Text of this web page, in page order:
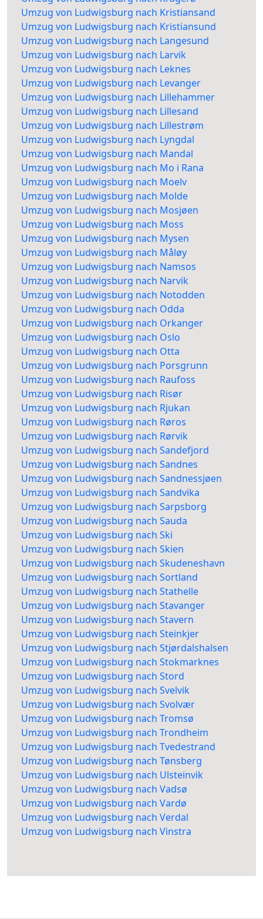
Umzug von Ludwigsburg nach Kristiansand
Umzug von Ludwigsburg nach Kristiansund
Umzug von Ludwigsburg nach Langesund
Umzug von Ludwigsburg nach Larvik
Umzug von Ludwigsburg nach Leknes
Umzug von Ludwigsburg nach Levanger
Umzug von Ludwigsburg nach Lillehammer
Umzug von Ludwigsburg nach Lillesand
Umzug von Ludwigsburg nach Lillestrøm
Umzug von Ludwigsburg nach Lyngdal
Umzug von Ludwigsburg nach Mandal
Umzug von Ludwigsburg nach Mo i Rana
Umzug von Ludwigsburg nach Moelv
Umzug von Ludwigsburg nach Molde
Umzug von Ludwigsburg nach Mosjøen
Umzug von Ludwigsburg nach Moss
Umzug von Ludwigsburg nach Mysen
Umzug von Ludwigsburg nach Måløy
Umzug von Ludwigsburg nach Namsos
Umzug von Ludwigsburg nach Narvik
Umzug von Ludwigsburg nach Notodden
Umzug von Ludwigsburg nach Odda
Umzug von Ludwigsburg nach Orkanger
Umzug von Ludwigsburg nach Oslo
Umzug von Ludwigsburg nach Otta
Umzug von Ludwigsburg nach Porsgrunn
Umzug von Ludwigsburg nach Raufoss
Umzug von Ludwigsburg nach Risør
Umzug von Ludwigsburg nach Rjukan
Umzug von Ludwigsburg nach Røros
Umzug von Ludwigsburg nach Rørvik
Umzug von Ludwigsburg nach Sandefjord
Umzug von Ludwigsburg nach Sandnes
Umzug von Ludwigsburg nach Sandnessjøen
Umzug von Ludwigsburg nach Sandvika
Umzug von Ludwigsburg nach Sarpsborg
Umzug von Ludwigsburg nach Sauda
Umzug von Ludwigsburg nach Ski
Umzug von Ludwigsburg nach Skien
Umzug von Ludwigsburg nach Skudeneshavn
Umzug von Ludwigsburg nach Sortland
Umzug von Ludwigsburg nach Stathelle
Umzug von Ludwigsburg nach Stavanger
Umzug von Ludwigsburg nach Stavern
Umzug von Ludwigsburg nach Steinkjer
Umzug von Ludwigsburg nach Stjørdalshalsen
Umzug von Ludwigsburg nach Stokmarknes
Umzug von Ludwigsburg nach Stord
Umzug von Ludwigsburg nach Svelvik
Umzug von Ludwigsburg nach Svolvær
Umzug von Ludwigsburg nach Tromsø
Umzug von Ludwigsburg nach Trondheim
Umzug von Ludwigsburg nach Tvedestrand
Umzug von Ludwigsburg nach Tønsberg
Umzug von Ludwigsburg nach Ulsteinvik
Umzug von Ludwigsburg nach Vadsø
Umzug von Ludwigsburg nach Vardø
Umzug von Ludwigsburg nach Verdal
Umzug von Ludwigsburg nach Vinstra